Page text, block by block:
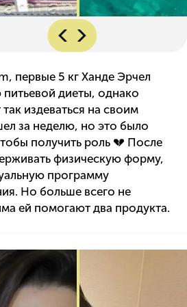
первые 5 кг Ханде Эрчел
диеты, однако
издеваться на своим
за неделю, но это было
получить роль 💔 После
физическую форму,
программу
Но больше всего не
ей помогают два продукта.